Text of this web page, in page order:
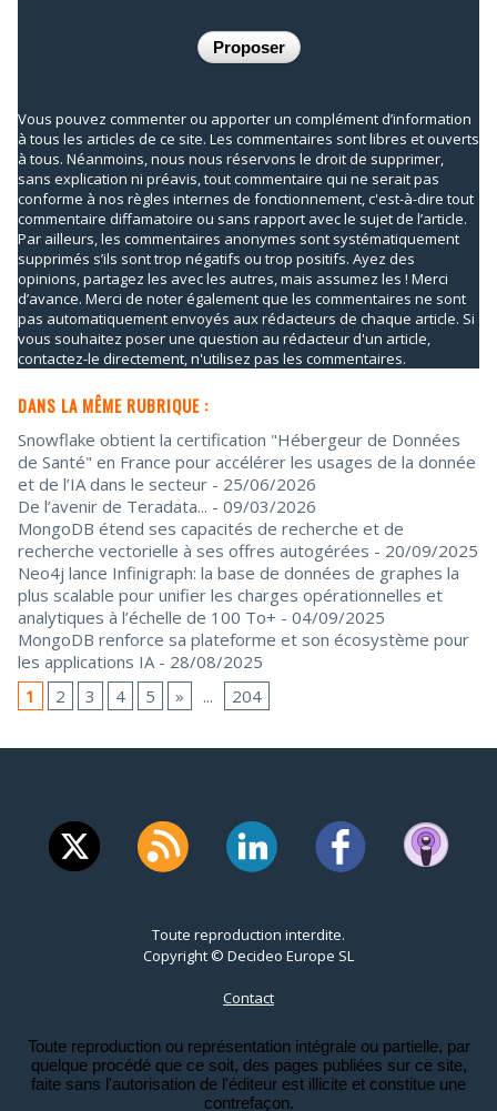
Vous pouvez commenter ou apporter un complément d’information
à tous les articles de ce site. Les commentaires sont libres et ouverts
à tous. Néanmoins, nous nous réservons le droit de supprimer,
sans explication ni préavis, tout commentaire qui ne serait pas
conforme à nos règles internes de fonctionnement, c'est-à-dire tout
commentaire diffamatoire ou sans rapport avec le sujet de l’article.
Par ailleurs, les commentaires anonymes sont systématiquement
supprimés s’ils sont trop négatifs ou trop positifs. Ayez des
opinions, partagez les avec les autres, mais assumez les ! Merci
d’avance. Merci de noter également que les commentaires ne sont
pas automatiquement envoyés aux rédacteurs de chaque article. Si
vous souhaitez poser une question au rédacteur d'un article,
contactez-le directement, n'utilisez pas les commentaires.
DANS LA MÊME RUBRIQUE :
Snowflake obtient la certification "Hébergeur de Données
de Santé" en France pour accélérer les usages de la donnée
et de l’IA dans le secteur - 25/06/2026
De l’avenir de Teradata... - 09/03/2026
MongoDB étend ses capacités de recherche et de
recherche vectorielle à ses offres autogérées - 20/09/2025
Neo4j lance Infinigraph: la base de données de graphes la
plus scalable pour unifier les charges opérationnelles et
analytiques à l’échelle de 100 To+ - 04/09/2025
MongoDB renforce sa plateforme et son écosystème pour
les applications IA - 28/08/2025
1
2 3 4 5 » ... 204
Toute reproduction interdite.
Copyright © Decideo Europe SL
Contact
Toute reproduction ou représentation intégrale ou partielle, par
quelque procédé que ce soit, des pages publiées sur ce site,
faite sans l'autorisation de l'éditeur est illicite et constitue une
contrefaçon.